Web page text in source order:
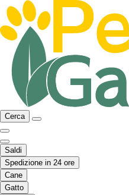
Cerca
Saldi
Spedizione in 24 ore
Cane
Gatto